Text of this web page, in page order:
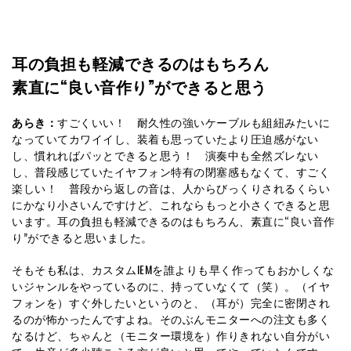
耳の負担も軽減できるのはもちろん
素直に“良い音作り”ができると思う
あらき： すごくいい！ 耐久性の強いケーブルも組紐みたいに
なっていてカワイイし、装着も思っていたより圧迫感がない
し、慣れればパッとできると思う！ 演奏中も全然ズレない
し、普段感じていたイヤフォン特有の閉塞感もなくて、すごく
楽しい！ 普段から返しの音は、人からびっくりされるくらい
にかなり小さいんですけど、これならもっと小さくできると思
います。耳の負担も軽減できるのはもちろん、素直に“良い音作
り”ができると思いました。
そもそも私は、カスタムIEMを誰よりも早く作ってもおかしくな
いジャンルをやっているのに、持っていなくて（笑）。（イヤ
フォンを）すぐ外したいというのと、（耳が）完全に密閉され
るのが怖かったんですよね。そのぶんモニターへの注文も多く
なるけど、ちゃんと（モニター環境を）作りきれない自分がい